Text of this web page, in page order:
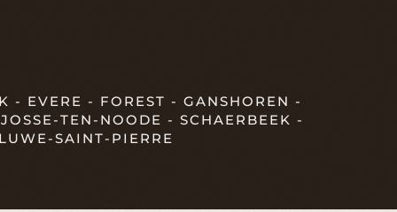
- EVERE - FOREST - GANSHOREN -
TEN-NOODE - SCHAERBEEK -
SAINT-PIERRE